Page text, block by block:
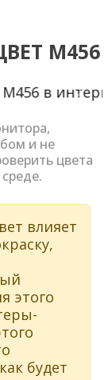
M456
Next
и не
цвета
влияет
этого
будет